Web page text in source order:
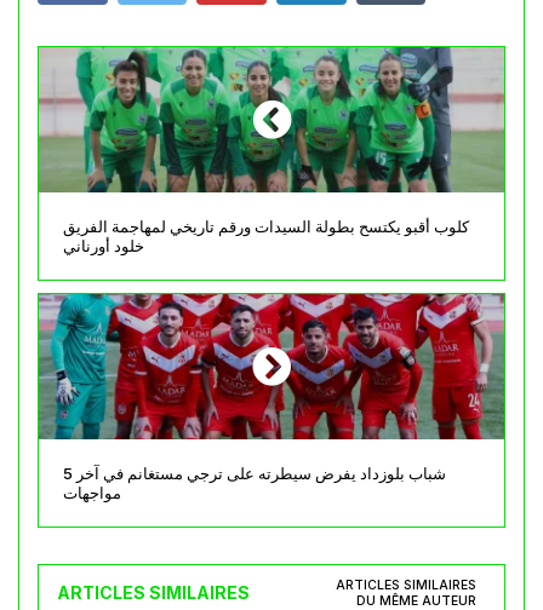
كلوب أقبو يكتسح بطولة السيدات ورقم تاريخي لمهاجمة الفريق
خلود أورناني
شباب بلوزداد يفرض سيطرته على ترجي مستغانم في آخر 5
مواجهات
ARTICLES SIMILAIRES
ARTICLES SIMILAIRES
DU MÊME AUTEUR